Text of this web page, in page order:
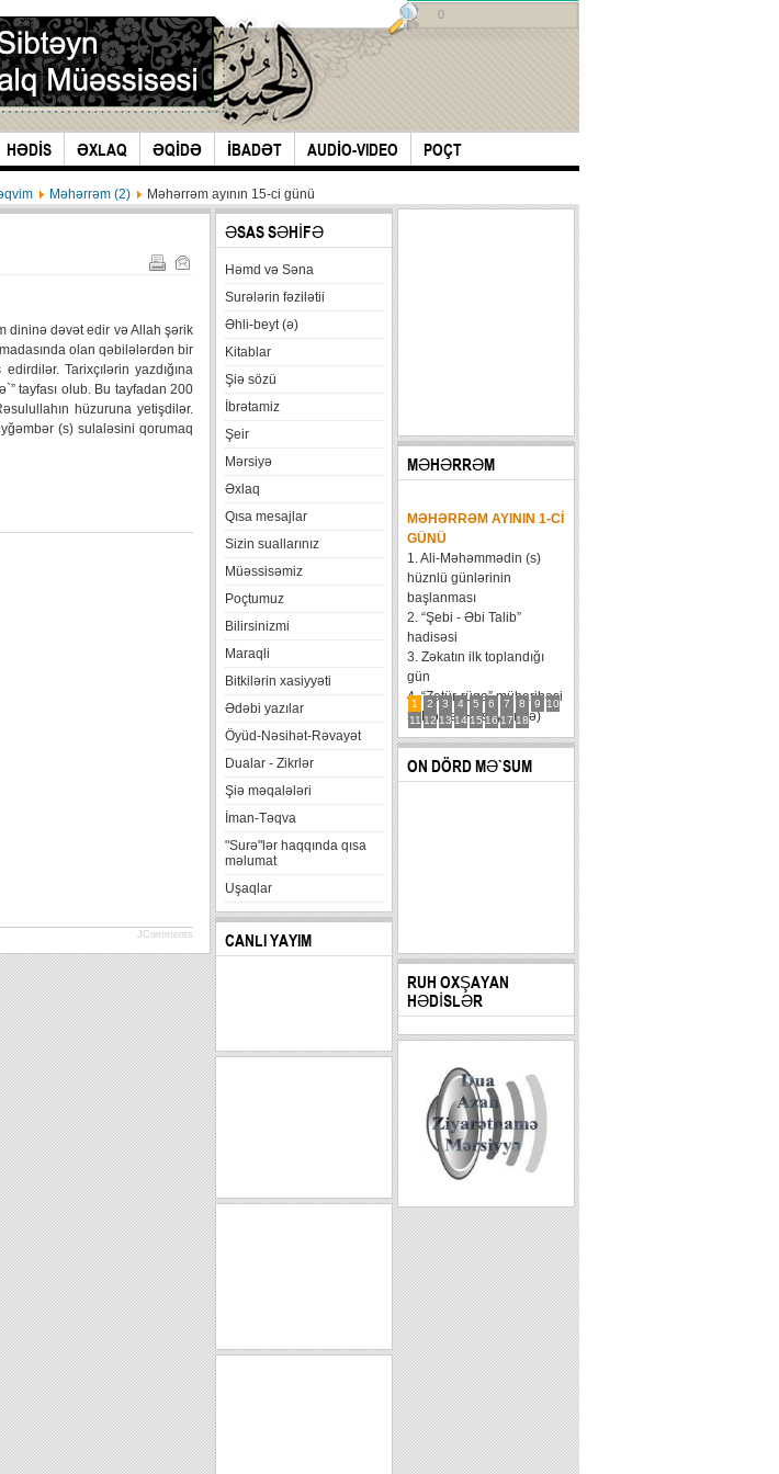
HƏDİS ƏXLAQ ƏQİDƏ İBADƏT AUDİO-VIDEO POÇT
0
Məhərrəm (2) Məhərrəm ayının 15-ci günü
dininə dəvət edir və Allah şərik
olan qəbilələrdən bir
Tarixçılərin yazdığına
tayfası olub. Bu tayfadan 200
hüzuruna yetişdilər.
(s) sulaləsini qorumaq
JComments
ƏSAS SƏHİFƏ
Həmd və Səna
Surələrin fəzilətii
Əhli-beyt (ə)
Kitablar
Şiə sözü
İbrətamiz
Şeir
Mərsiyə
Əxlaq
Qısa mesajlar
Sizin suallarınız
Müəssisəmiz
Poçtumuz
Bilirsinizmi
Maraqli
Bitkilərin xasiyyəti
Ədəbi yazılar
Öyüd-Nəsihət-Rəvayət
Dualar - Zikrlər
Şiə məqalələri
İman-Təqva
"Surə"lər haqqında qısa
məlumat
Uşaqlar
CANLI YAYIM
MƏHƏRRƏM
1 2 3 4 5 6 7 8 9
10
11 12 13 14 15 16 17 18
MƏHƏRRƏM AYININ 1-CI
GÜNÜ
1. Ali-Məhəmmədin (s)
hüznlü günlərinin
başlanması
2. “Şebi - Əbi Talib”
hadisəsi
3. Zəkatın ilk toplandığı
gün
4. “Zatür-rüqa” müharibəsi
5. Həzrət Hüseynin (ə)
karvanının Bəni Məqatilin
qəsrinə çatması
6....
ON DÖRD MƏ`SUM
RUH OXŞAYAN
HƏDİSLƏR